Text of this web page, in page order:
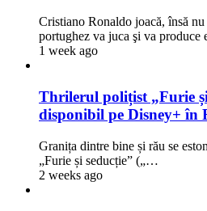
Cristiano Ronaldo joacă, însă
portughez va juca şi va
1 week ago
Thrilerul polițist „Furie și
disponibil pe Disney+ în
Granița dintre bine și rău se
„Furie și seducție” („…
2 weeks ago